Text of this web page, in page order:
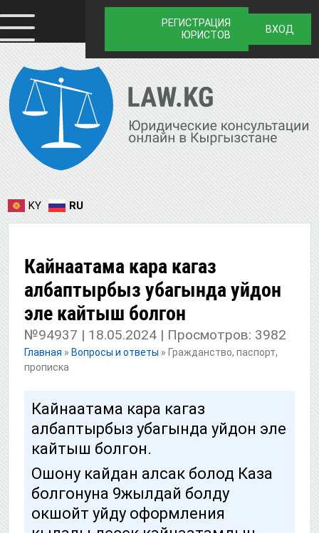
РЕГИСТРАЦИЯ
ЮРИСТОВ
ВХОД
KY RU
Кайнаатама кара кагаз
албаптырбыз убагында уйдон
эле кайтыш болгон
№94937 | 18.05.2024 | Просмотров: 3982
Главная » Вопросы и ответы » Гражданство, паспорт,
прописка
Кайнаатама кара кагаз
албаптырбыз убагында уйдон эле
кайтыш болгон.
Ошону кайдан алсак болод Каза
болгонуна 9жылдай болду
окшойт уйду оформления